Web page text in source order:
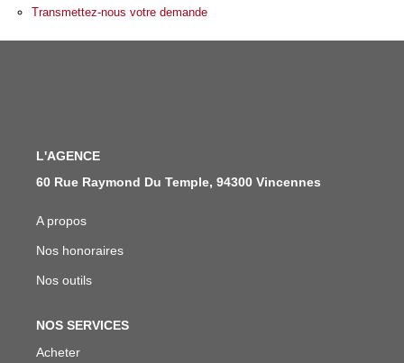
Transmettez-nous votre demande
L'AGENCE
60 Rue Raymond Du Temple, 94300 Vincennes
A propos
Nos honoraires
Nos outils
NOS SERVICES
Acheter